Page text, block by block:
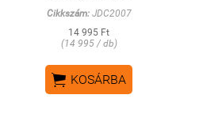
Cikkszám:JDC2007
14 995 Ft
(14 995 / db)
 KOSÁRBA